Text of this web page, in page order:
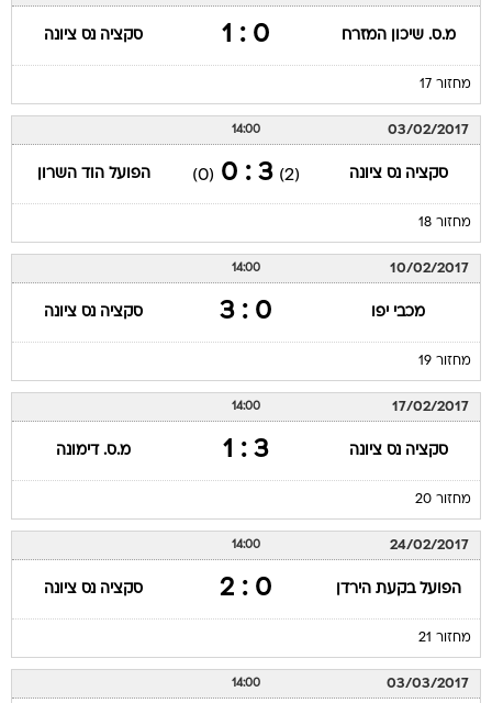
מ.ס. שיכון המזרח 0 : 1 סקציה נס ציונה
מחזור 17
03/02/2017
14:00
סקציה נס ציונה (2)
3 : 0
(0) הפועל הוד השרון
מחזור 18
10/02/2017
14:00
מכבי יפו 0 : 3 סקציה נס ציונה
מחזור 19
17/02/2017
14:00
סקציה נס ציונה 3 : 1 מ.ס. דימונה
מחזור 20
24/02/2017
14:00
הפועל בקעת הירדן 0 : 2 סקציה נס ציונה
מחזור 21
03/03/2017
14:00